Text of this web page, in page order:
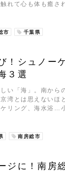
れて心も体も癒
市 千葉県
！シュノー
３選
い「海」。南か
湾とは思えないほ
リング、海水浴…
南房総市
ジに！南房